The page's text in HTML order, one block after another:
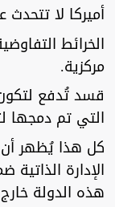
أميركا لا
الخرائط
مركزية.
قسد تُدفع
التي تم دمجها
كل هذا يُظهر
الإدارة
هذه الدولة